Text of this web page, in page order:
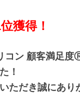
獲得！
コン 顧客満足度
！
ただき誠にあり